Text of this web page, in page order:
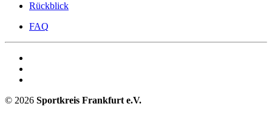
Rückblick
FAQ
© 2026 Sportkreis Frankfurt e.V.